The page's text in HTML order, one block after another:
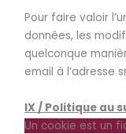
Pour faire valoir
données, les
quelconque
email à l’adresse
IX / Politique au
Un cookie est un